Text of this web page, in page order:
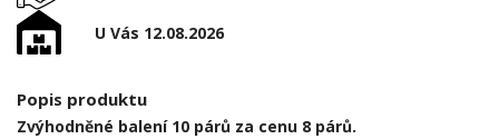
U Vás 12.08.2026
Popis produktu
Zvýhodněné balení 10 párů za cenu 8 párů.